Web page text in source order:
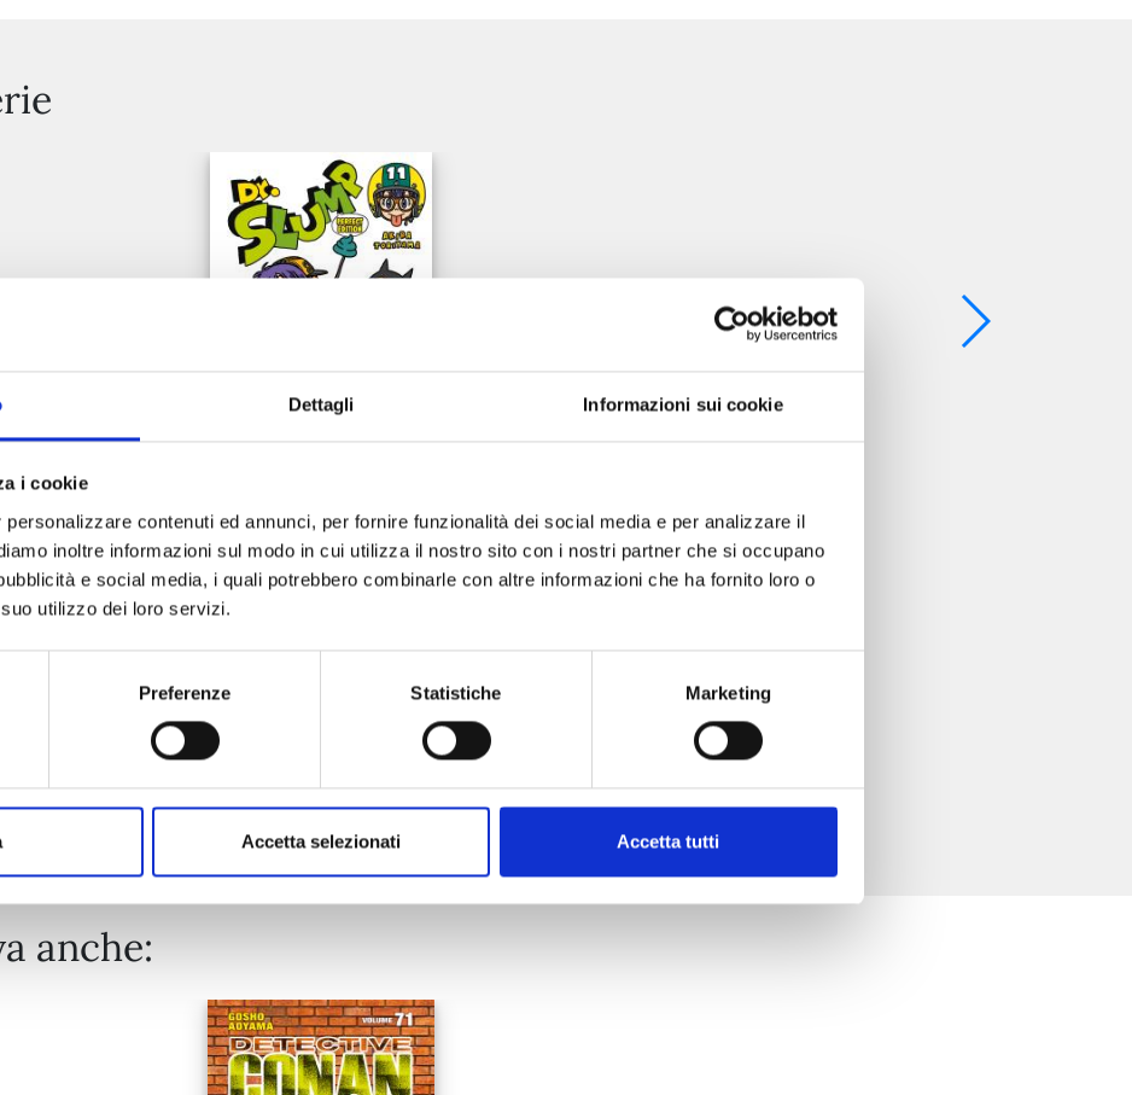
Dettagli Informazioni sui cookie
i cookie
contenuti ed annunci, per fornire funzionalità dei social media e per analizzare il
inoltre informazioni sul modo in cui utilizza il nostro sito con i nostri partner che si occupano
e social media, i quali potrebbero combinarle con altre informazioni che ha fornito loro o
utilizzo dei loro servizi.
Preferenze Statistiche Marketing
Accetta selezionati Accetta tutti
DR. SLUMP PERFECT EDITION n. 11
25/03/2025
€ 8,00
Mostra tutto
anche: